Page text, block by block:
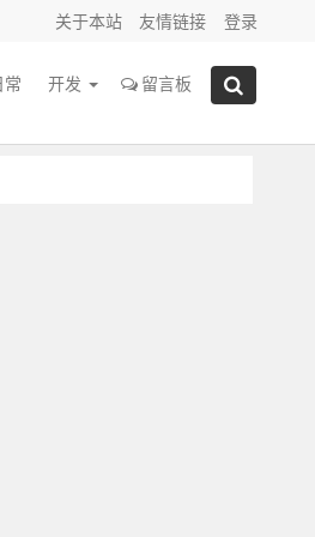
关于本站 友情链接 登录
常 开发 留言板